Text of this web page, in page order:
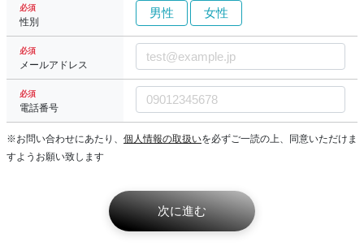
必須
性別
男性 女性
必須
メールアドレス
必須
電話番号
※お問い合わせにあたり、 個人情報の取扱いを必ずご一読の上、同意いただけま
すようお願い致します